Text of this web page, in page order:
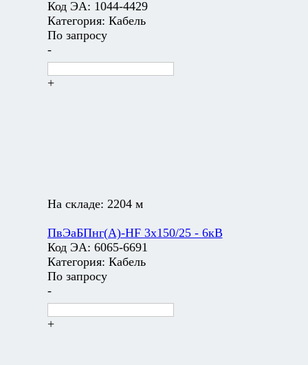
Код ЭА: 1044-4429
Категория: Кабель
По запросу
-
+
На складе: 2204 м
ПвЭаБПнг(А)-HF 3х150/25 - 6кВ
Код ЭА: 6065-6691
Категория: Кабель
По запросу
-
+